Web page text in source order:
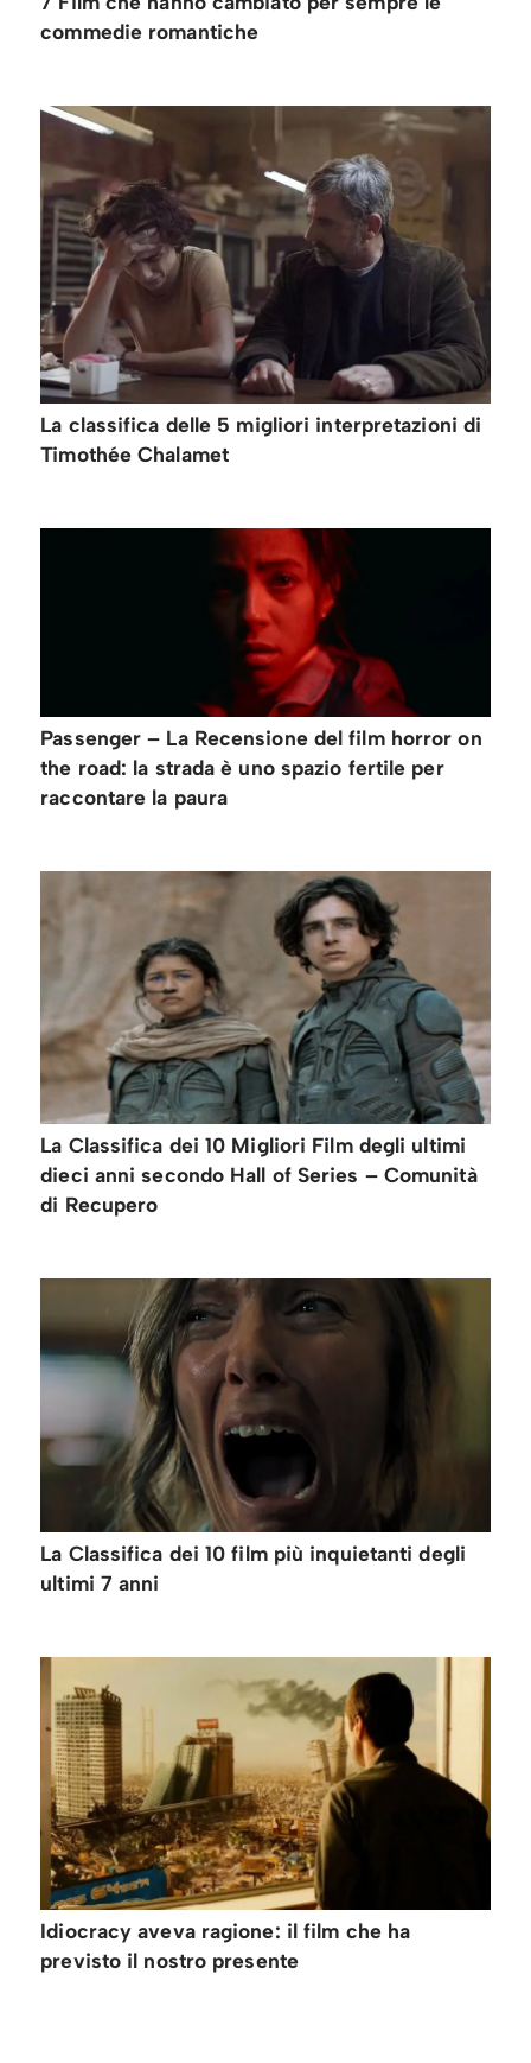
commedie romantiche
La classifica delle 5 migliori interpretazioni di
Timothée Chalamet
Passenger – La Recensione del film horror on
the road: la strada è uno spazio fertile per
raccontare la paura
La Classifica dei 10 Migliori Film degli ultimi
dieci anni secondo Hall of Series – Comunità
di Recupero
La Classifica dei 10 film più inquietanti degli
ultimi 7 anni
Idiocracy aveva ragione: il film che ha
previsto il nostro presente